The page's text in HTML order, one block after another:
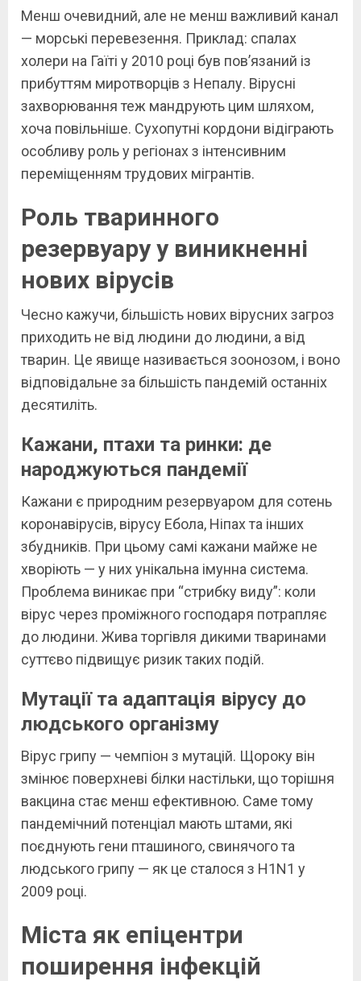
Менш очевидний, але не менш важливий канал
— морські перевезення. Приклад: спалах
холери на Гаїті у 2010 році був пов’язаний із
прибуттям миротворців з Непалу. Вірусні
захворювання теж мандрують цим шляхом,
хоча повільніше. Сухопутні кордони відіграють
особливу роль у регіонах з інтенсивним
переміщенням трудових мігрантів.
Роль тваринного
резервуару у виникненні
нових вірусів
Чесно кажучи, більшість нових вірусних загроз
приходить не від людини до людини, а від
тварин. Це явище називається зоонозом, і воно
відповідальне за більшість пандемій останніх
десятиліть.
Кажани, птахи та ринки: де
народжуються пандемії
Кажани є природним резервуаром для сотень
коронавірусів, вірусу Ебола, Ніпах та інших
збудників. При цьому самі кажани майже не
хворіють — у них унікальна імунна система.
Проблема виникає при “стрибку виду”: коли
вірус через проміжного господаря потрапляє
до людини. Жива торгівля дикими тваринами
суттєво підвищує ризик таких подій.
Мутації та адаптація вірусу до
людського організму
Вірус грипу — чемпіон з мутацій. Щороку він
змінює поверхневі білки настільки, що торішня
вакцина стає менш ефективною. Саме тому
пандемічний потенціал мають штами, які
поєднують гени пташиного, свинячого та
людського грипу — як це сталося з H1N1 у
2009 році.
Міста як епіцентри
поширення інфекцій